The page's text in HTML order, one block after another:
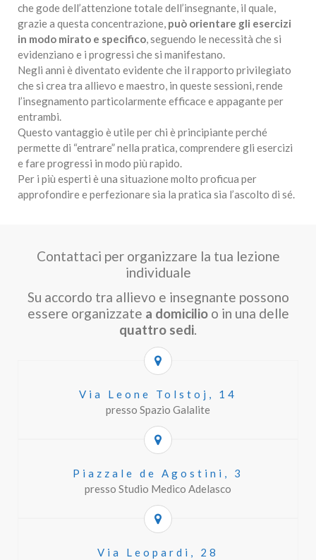
che gode dell’attenzione totale dell’insegnante, il quale,
grazie a questa concentrazione, può orientare gli esercizi
in modo mirato e specifico, seguendo le necessità che si
evidenziano e i progressi che si manifestano.
Negli anni è diventato evidente che il rapporto privilegiato
che si crea tra allievo e maestro, in queste sessioni, rende
l’insegnamento particolarmente efficace e appagante per
entrambi.
Questo vantaggio è utile per chi è principiante perché
permette di “entrare” nella pratica, comprendere gli esercizi
e fare progressi in modo più rapido.
Per i più esperti è una situazione molto proficua per
approfondire e perfezionare sia la pratica sia l’ascolto di sé.
Contattaci per organizzare la tua lezione
individuale
Su accordo tra allievo e insegnante possono
essere organizzate a domicilioo in una delle
quattro sedi.
Via Leone Tolstoj, 14
presso Spazio Galalite
Piazzale de Agostini, 3
presso Studio Medico Adelasco
Via Leopardi, 28